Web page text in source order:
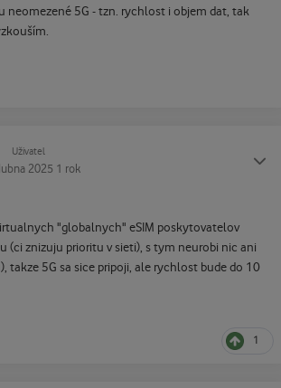
neomezené 5G - tzn. rychlost i objem dat, tak
Uživatel
2025 1 rok
"globalnych" eSIM poskytovatelov
(ci znizuju prioritu v sieti), s tym neurobi nic ani
takze 5G sa sice pripoji, ale rychlost bude do 10
1